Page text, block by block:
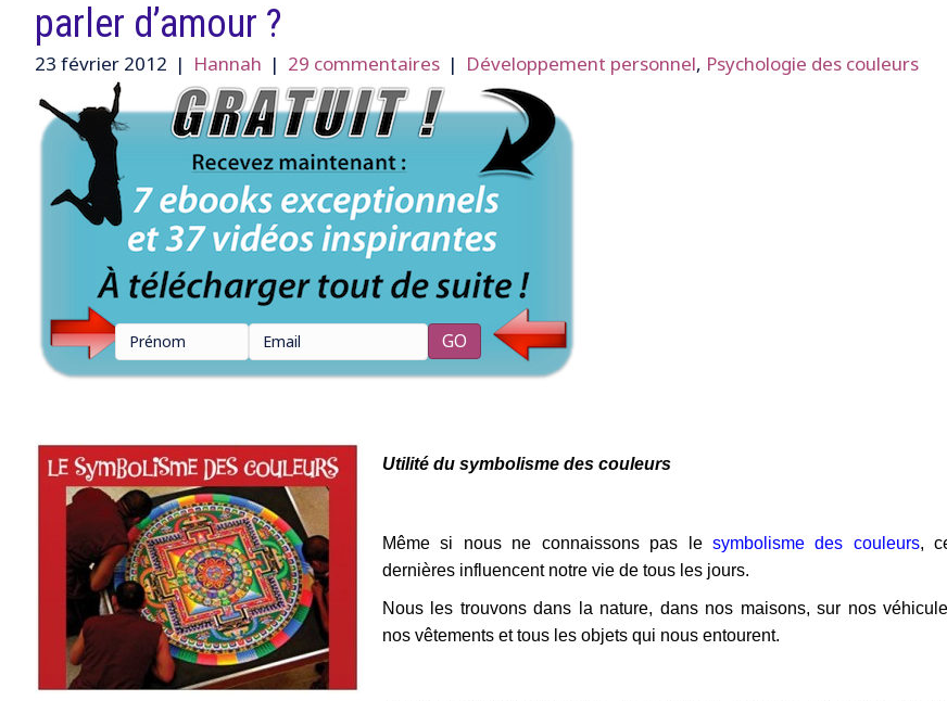
parler d’amour ?
23 février 2012 | Hannah | 29 commentaires | Développement personnel, Psychologie des couleurs
Utilité du symbolisme des couleurs
Même si nous ne connaissons pas le symbolisme des couleurs,
dernières influencent notre vie de tous les jours.
Nous les trouvons dans la nature, dans nos maisons, sur nos
nos vêtements et tous les objets qui nous entourent.